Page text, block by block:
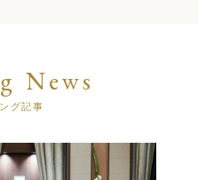
News
グ記事